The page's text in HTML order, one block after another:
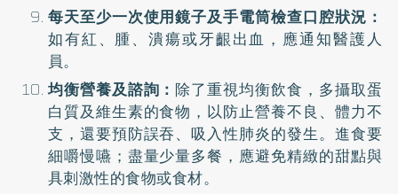
每天至少一次使用鏡子及手電筒檢查口腔狀況：
如有紅、腫、潰瘍或牙齦出血，應通知醫護人
員。
均衡營養及諮詢： 除了重視均衡飲食，多攝取蛋
白質及維生素的食物，以防止營養不良、體力不
支，還要預防誤吞、吸入性肺炎的發生。進食要
細嚼慢嚥；盡量少量多餐，應避免精緻的甜點與
具刺激性的食物或食材。